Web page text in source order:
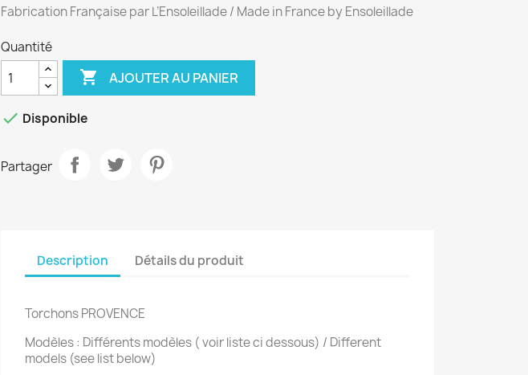
Fabrication Française par L’Ensoleillade / Made in France by Ensoleillade
Quantité
 AJOUTER AU PANIER
 Disponible
Partager
Description Détails du produit
Torchons PROVENCE
Modèles : Différents modèles ( voir liste ci dessous) / Different
models (see list below)